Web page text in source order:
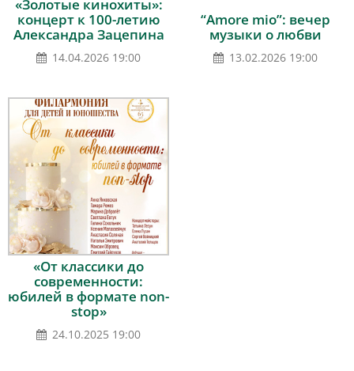
«Золотые кинохиты»:
концерт к 100-летию
Александра Зацепина
14.04.2026 19:00
“Amore mio”: вечер
музыки о любви
13.02.2026 19:00
«От классики до
современности:
юбилей в формате non-
stop»
24.10.2025 19:00